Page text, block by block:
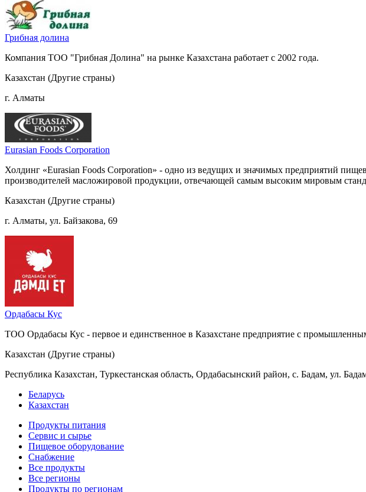
Грибная долина
Компания ТОО "Грибная Долина" на рынке Казахстана работает с 2002 года.
Казахстан (Другие страны)
г. Алматы
Eurasian Foods Corporation
Холдинг «Eurasian Foods Corporation» - одно из ведущих и значимых предприятий
производителей масложировой продукции, отвечающей самым высоким мировым
Казахстан (Другие страны)
г. Алматы, ул. Байзакова, 69
Ордабасы Кус
ТОО Ордабасы Кус - первое и единственное в Казахстане предприятие с
Казахстан (Другие страны)
Республика Казахстан, Туркестанская область, Ордабасынский район, с. Бадам, ул.
Беларусь
Казахстан
Продукты питания
Сервис и сырье
Пищевое оборудование
Снабжение
Все продукты
Все регионы
Продукты по регионам